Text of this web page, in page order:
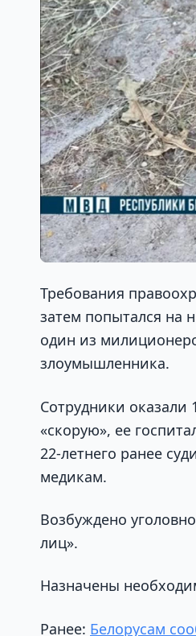
Требования
затем попытался на
один из
злоумышленника.
Сотрудники
«скорую», ее
22-летнего ранее
медикам.
Возбуждено
лиц».
Назначены
Ранее: Белорусам